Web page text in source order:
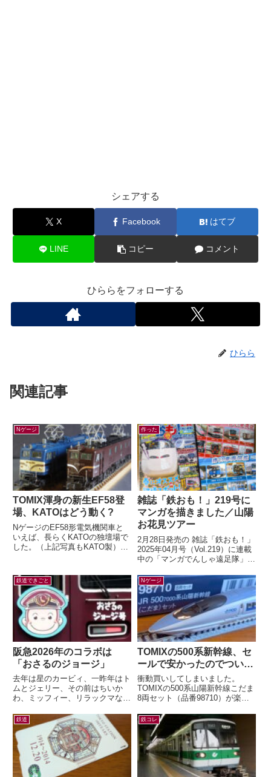
シェアする
X Facebook はてブ
LINE コピー コメント
ひららをフォローする
ひらら
関連記事
Nゲージ
TOMIX渾身の新生EF58登
場、KATOはどう動く?
NゲージのEF58形電気機関車と
いえば、長らくKATOの独壇場で
した。（上記写真もKATO製）す
か...
作った
雑誌「鉄おも！」219号に
マンガを描きました／山陽
お花見ツアー
2月28日発売の 雑誌「鉄おも！」
2025年04月号（Vol.219）に連載
中の「マンガでんしゃ遠足隊」最
ロマンの山陽お花見ツアー...
鉄道できごと
阪急2026年のコラボは
「おさるのジョージ」
去年は星のカービィ、一昨年はト
ムとジェリー、その前はちいか
わ、ミッフィー、リラックマなど
った有名キャラクターと阪急電車
のコラボレー...
Nゲージ
TOMIXの500系新幹線、セ
ールで安かったのでつい…
衝動買いしてしまいました。
TOMIXの500系山陽新幹線こだま
8両セット（品番98710）が楽天
うぞ買うぞと思っていたのに「今
は...
鉄道 鉄コレ